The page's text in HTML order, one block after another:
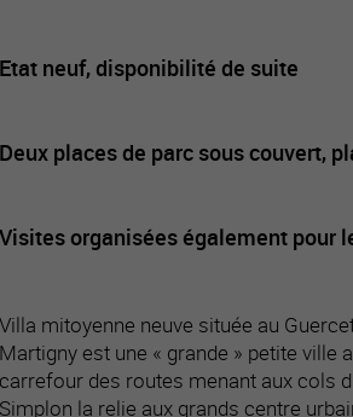
Etat neuf, disponibilité de suite
Deux places de parc sous couvert,
Visites organisées également pour
Villa mitoyenne neuve située au
Martigny est une « grande » petite ville
carrefour des routes menant aux cols
Simplon la relie aux grands centre